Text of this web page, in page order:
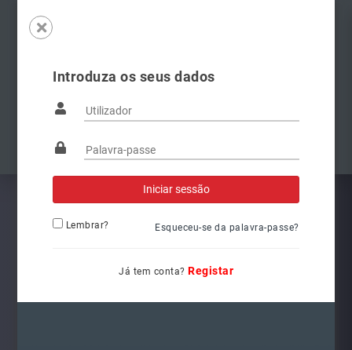
Introduza os seus dados
Lembrar? Esqueceu-se da palavra-passe?
Já tem conta? Registar
Famílias